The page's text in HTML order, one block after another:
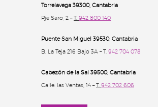
Torrelavega 39300, Cantabria
Pje Saro, 2 –T. 942 800 140
Puente San Miguel 39530, Cantabria
B. La Teja 216 Bajo 3A – T. 942 704 078
Cabezón de la Sal 39500, Cantabria
Calle. las Ventas, 14 –T. 942 702 606